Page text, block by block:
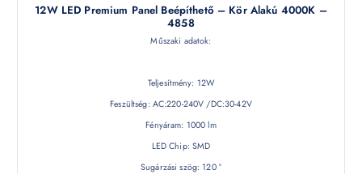
12W LED Premium Panel Beépíthető – Kör Alakú 4000K –
4858
Műszaki adatok:
Teljesítmény: 12W
Feszültség: AC:220-240V /DC:30-42V
Fényáram: 1000 lm
LED Chip: SMD
Sugárzási szög: 120 °